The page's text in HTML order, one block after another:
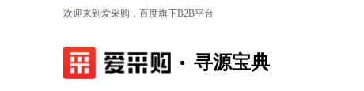
欢迎来到爱采购，百度旗下B2B平台
寻源宝典